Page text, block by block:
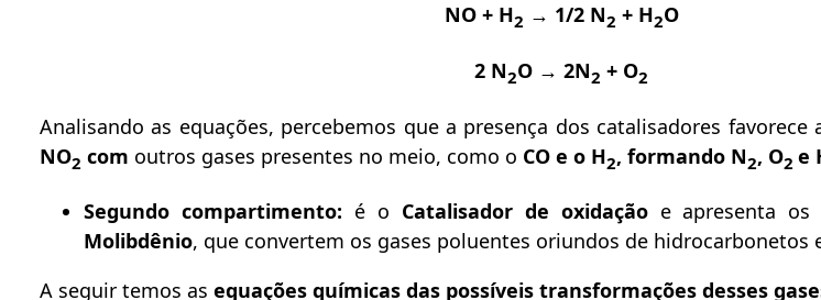
NO + H2 → 1/2 N2 + H2O
2 N2O → 2N2 + O2
Analisando as equações, percebemos que a presença dos catalisadores favorece
NO2 com outros gases presentes no meio, como o CO e o H2, formando N2, O2 e
Segundo compartimento: é o Catalisador de oxidação e apresenta os
Molibdênio, que convertem os gases poluentes oriundos de hidrocarbonetos
A seguir temos as equações químicas das possíveis transformações desses